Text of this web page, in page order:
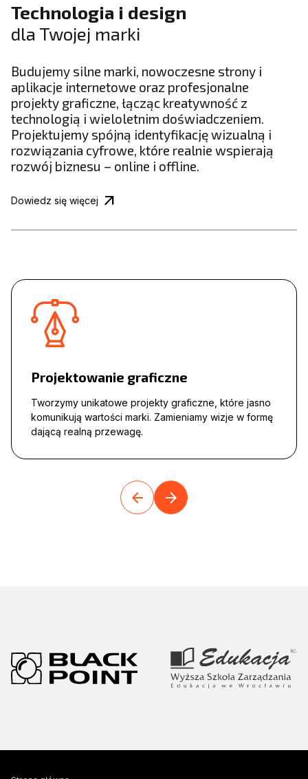
Technologia i design
dla Twojej marki
Budujemy silne marki, nowoczesne strony i
aplikacje internetowe oraz profesjonalne
projekty graficzne, łącząc kreatywność z
technologią i wieloletnim doświadczeniem.
Projektujemy spójną identyfikację wizualną i
rozwiązania cyfrowe, które realnie wspierają
rozwój biznesu – online i offline.
Dowiedz się więcej arrow_outward
Projektowanie graficzne
Tworzymy unikatowe projekty graficzne, które jasno
komunikują wartości marki. Zamieniamy wizje w formę
dającą realną przewagę.
arrow_back arrow_forward